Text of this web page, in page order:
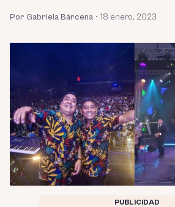
Por Gabriela Bárcena • 18 enero, 2023
PUBLICIDAD